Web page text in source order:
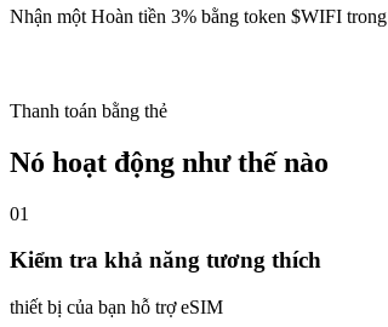
Nhận một Hoàn tiền 3% bằng token $WIFI
Thanh toán bằng thẻ
Nó hoạt động như thế nào
01
Kiểm tra khả năng tương thích
thiết bị của bạn hỗ trợ eSIM